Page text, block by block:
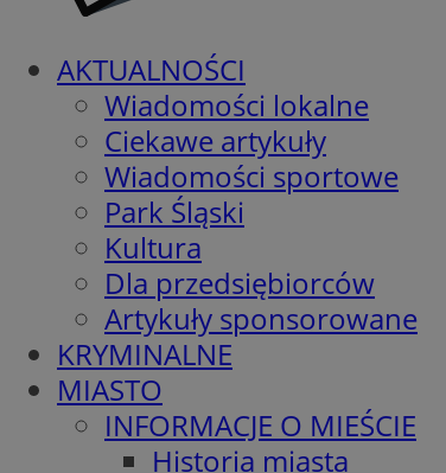
AKTUALNOŚCI
Wiadomości lokalne
Ciekawe artykuły
Wiadomości sportowe
Park Śląski
Kultura
Dla przedsiębiorców
Artykuły sponsorowane
KRYMINALNE
MIASTO
INFORMACJE O MIEŚCIE
Historia miasta